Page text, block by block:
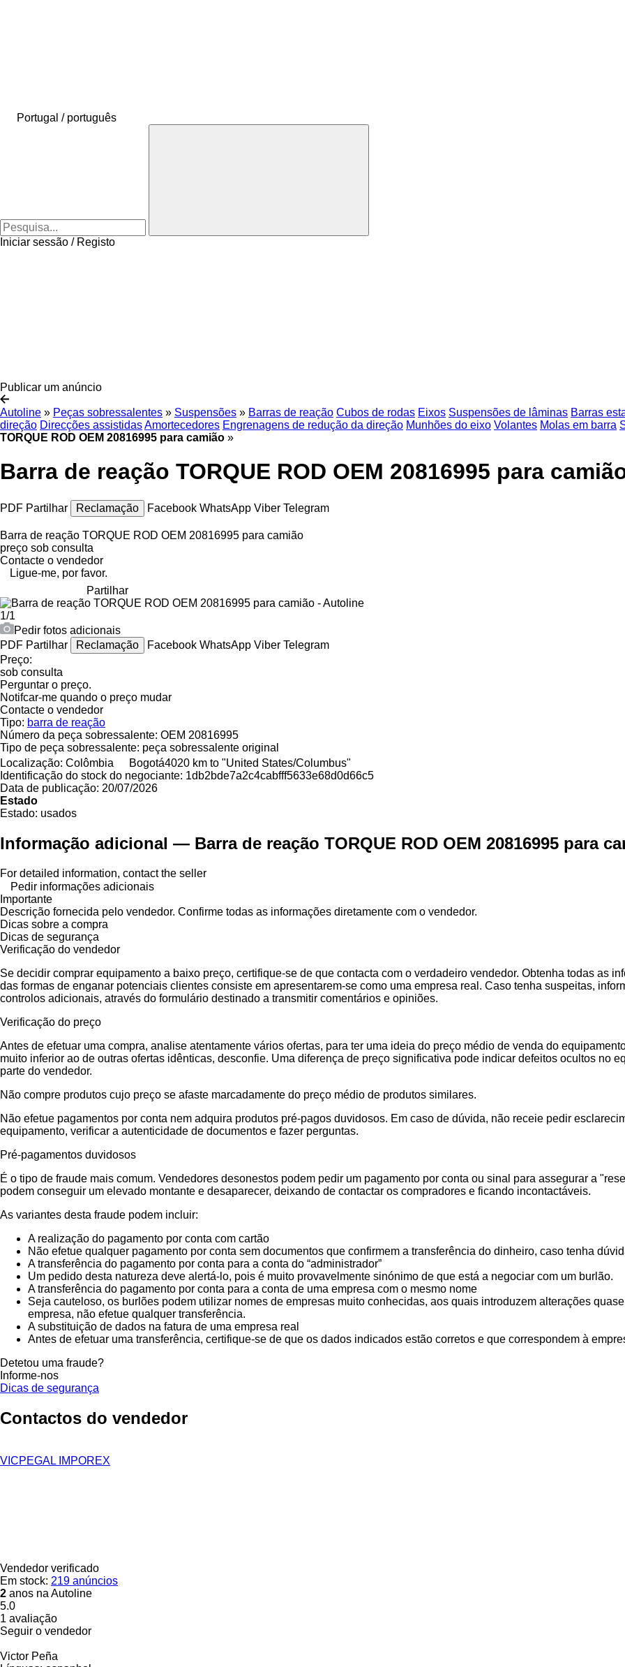
Portugal / português
Iniciar sessão / Registo
Publicar um anúncio
Autoline » Peças sobressalentes » Suspensões » Barras de reação Cubos de rodas Eixos Suspensões de lâminas Barras
direção Direcções assistidasAmortecedores Engrenagens de redução da direção Munhões do eixo Volantes Molas em barra
TORQUE ROD OEM 20816995 para camião »
Barra de reação TORQUE ROD OEM 20816995 para
PDF Partilhar Reclamação Facebook WhatsApp Viber Telegram
Barra de reação TORQUE ROD OEM 20816995 para camião
preço sob consulta
Contacte o vendedor
Ligue-me, por favor.
Partilhar
1/1
Pedir fotos adicionais
PDF Partilhar Reclamação Facebook WhatsApp Viber Telegram
Preço:
sob consulta
Perguntar o preço.
Notifcar-me quando o preço mudar
Contacte o vendedor
Tipo: barra de reação
Número da peça sobressalente: OEM 20816995
Tipo de peça sobressalente: peça sobressalente original
Localização: Colômbia Bogotá4020 km to "United States/Columbus"
Identificação do stock do negociante: 1db2bde7a2c4cabfff5633e68d0d66c5
Data de publicação: 20/07/2026
Estado
Estado: usados
Informação adicional — Barra de reação TORQUE ROD OEM 20816995 para
For detailed information, contact the seller
Pedir informações adicionais
Importante
Descrição fornecida pelo vendedor. Confirme todas as informações diretamente com o vendedor.
Dicas sobre a compra
Dicas de segurança
Verificação do vendedor
Se decidir comprar equipamento a baixo preço, certifique-se de que contacta com o verdadeiro vendedor. Obtenha todas as
das formas de enganar potenciais clientes consiste em apresentarem-se como uma empresa real. Caso tenha suspeitas,
controlos adicionais, através do formulário destinado a transmitir comentários e opiniões.
Verificação do preço
Antes de efetuar uma compra, analise atentamente vários ofertas, para ter uma ideia do preço médio de venda do
muito inferior ao de outras ofertas idênticas, desconfie. Uma diferença de preço significativa pode indicar defeitos ocultos no
parte do vendedor.
Não compre produtos cujo preço se afaste marcadamente do preço médio de produtos similares.
Não efetue pagamentos por conta nem adquira produtos pré-pagos duvidosos. Em caso de dúvida, não receie pedir
equipamento, verificar a autenticidade de documentos e fazer perguntas.
Pré-pagamentos duvidosos
É o tipo de fraude mais comum. Vendedores desonestos podem pedir um pagamento por conta ou sinal para assegurar a
podem conseguir um elevado montante e desaparecer, deixando de contactar os compradores e ficando incontactáveis.
As variantes desta fraude podem incluir:
A realização do pagamento por conta com cartão
Não efetue qualquer pagamento por conta sem documentos que confirmem a transferência do dinheiro, caso tenha
A transferência do pagamento por conta para a conta do “administrador”
Um pedido desta natureza deve alertá-lo, pois é muito provavelmente sinónimo de que está a negociar com um burlão.
A transferência do pagamento por conta para a conta de uma empresa com o mesmo nome
Seja cauteloso, os burlões podem utilizar nomes de empresas muito conhecidas, aos quais introduzem alterações
empresa, não efetue qualquer transferência.
A substituição de dados na fatura de uma empresa real
Antes de efetuar uma transferência, certifique-se de que os dados indicados estão corretos e que correspondem à
Detetou uma fraude?
Informe-nos
Dicas de segurança
Contactos do vendedor
VICPEGAL IMPOREX
Vendedor verificado
Em stock: 219 anúncios
2 anos na Autoline
5.0
1 avaliação
Seguir o vendedor
Victor Peña